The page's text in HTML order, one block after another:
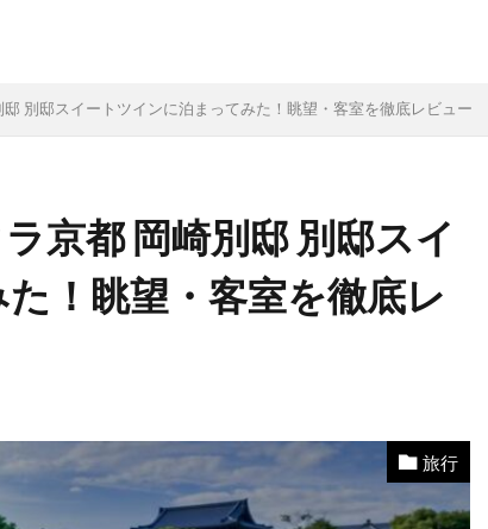
邸 別邸スイートツインに泊まってみた！眺望・客室を徹底レビュー
京都 岡崎別邸 別邸スイ
！眺望・客室を徹底レ
旅行